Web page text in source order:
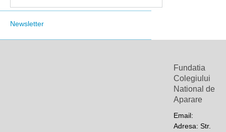
Newsletter
Fundatia
Colegiului
National de
Aparare
Email:
Adresa: Str.